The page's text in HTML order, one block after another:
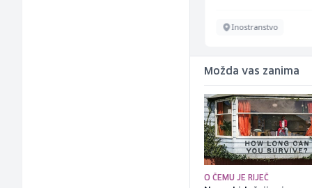
Inostranstvo
Možda vas zanima
O ČEMU JE RIJEČ